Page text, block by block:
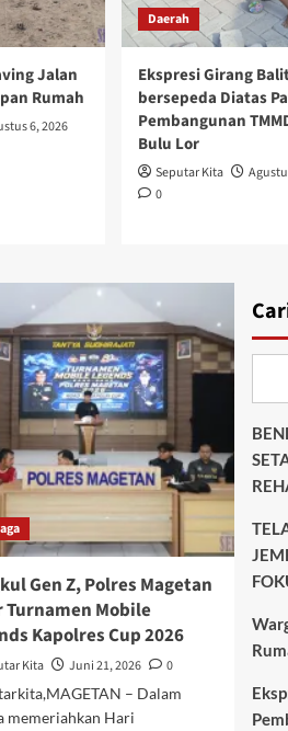
Jalan
Rumah
6, 2026
Daerah
Ekspresi Girang
bersepeda Diatas
Pembangunan
Bulu Lor
Seputar Kita
0
Gen Z, Polres Magetan
Turnamen Mobile
Kapolres Cup 2026
Kita Juni 21, 2026
0
– Dalam
memeriahkan Hari